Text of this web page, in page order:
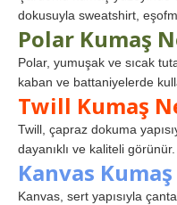
dokusuyla sweatshirt,
Polar Kumaş
Polar, yumuşak ve sıcak
kaban ve battaniyelerde
Twill Kumaş
Twill, çapraz dokuma
dayanıklı ve kaliteli görünür.
Kanvas
Kanvas, sert yapısıyla